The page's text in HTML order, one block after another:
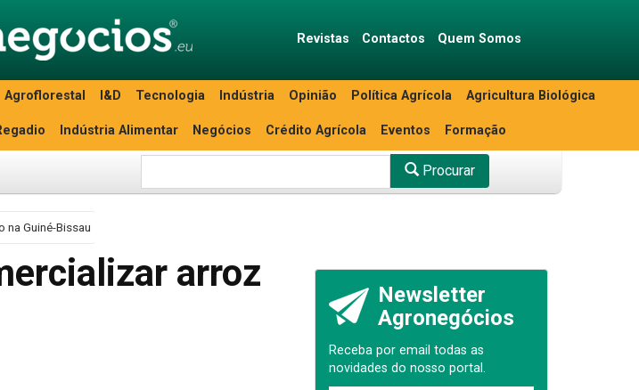
Revistas Contactos Quem Somos
Agroflorestal I&D Tecnologia Indústria Opinião Política Agrícola Agricultura Biológica
Indústria Alimentar Negócios Crédito Agrícola Eventos Formação
Procurar
Guiné-Bissau
arroz
Newsletter
Agronegócios
Receba por email todas as
novidades do nosso portal.